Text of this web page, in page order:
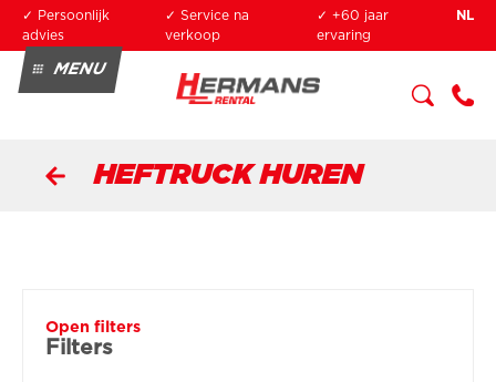
Overslaan en naar de inhoud gaan
✓ Persoonlijk
advies
✓ Service na
verkoop
✓ +60 jaar
ervaring
NL
KOPEN HUREN SERVICE
MENU
HEFTRUCK HUREN
Open filters
Filters